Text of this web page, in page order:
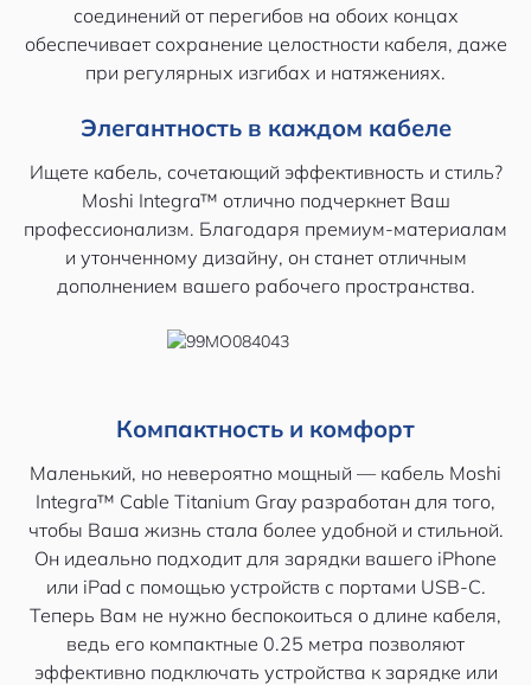
соединений от перегибов на обоих концах
обеспечивает сохранение целостности кабеля, даже
при регулярных изгибах и натяжениях.
Элегантность в каждом кабеле
Ищете кабель, сочетающий эффективность и стиль?
Moshi Integra™ отлично подчеркнет Ваш
профессионализм. Благодаря премиум-материалам
и утонченному дизайну, он станет отличным
дополнением вашего рабочего пространства.
Компактность и комфорт
Маленький, но невероятно мощный — кабель Moshi
Integra™ Cable Titanium Gray разработан для того,
чтобы Ваша жизнь стала более удобной и стильной.
Он идеально подходит для зарядки вашего iPhone
или iPad с помощью устройств с портами USB-C.
Теперь Вам не нужно беспокоиться о длине кабеля,
ведь его компактные 0.25 метра позволяют
эффективно подключать устройства к зарядке или